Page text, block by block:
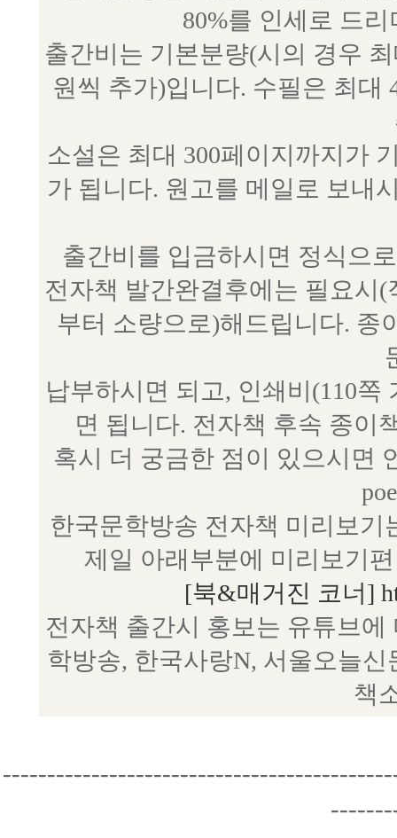
80%를 인세로 드
출간비는 기본분량(시의 경우
원씩 추가)입니다. 수필은 최대
소설은 최대 300페이지까지가
가 됩니다. 원고를 메일로 보내
출간비를 입금하시면 정식으
전자책 발간완결후에는 필요시
부터 소량으로)해드립니다. 종
납부하시면 되고, 인쇄비(110
면 됩니다. 전자책 후속 종이
혹시 더 궁금한 점이 있으시면
한국문학방송 전자책 미리보
제일 아래부분에 미리보기
[북&매거진 코너]
전자책 출간시 홍보는 유튜브
학방송, 한국사랑N, 서울오늘
책